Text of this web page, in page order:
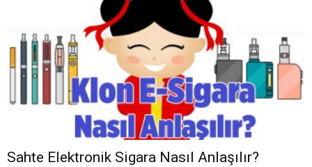
Sahte Elektronik Sigara Nasıl Anlaşılır?